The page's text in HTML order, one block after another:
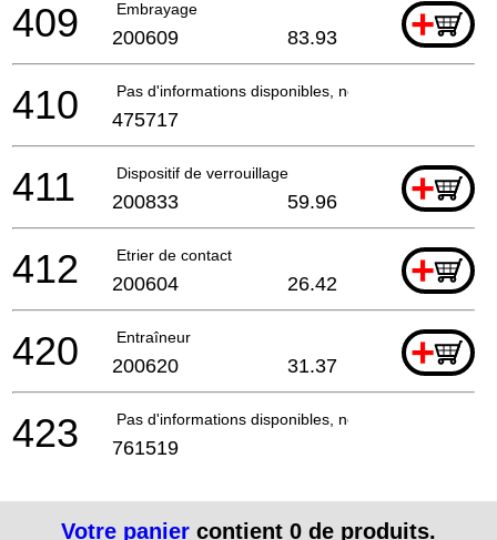
Embrayage +
409 200609 83.93
Pas d'informations disponibles, non commandable
410 475717
Dispositif de verrouillage +
411 200833 59.96
Etrier de contact +
412 200604 26.42
Entraîneur +
420 200620 31.37
Pas d'informations disponibles, non commandable
423 761519
Votre panier contient 0 de produits.